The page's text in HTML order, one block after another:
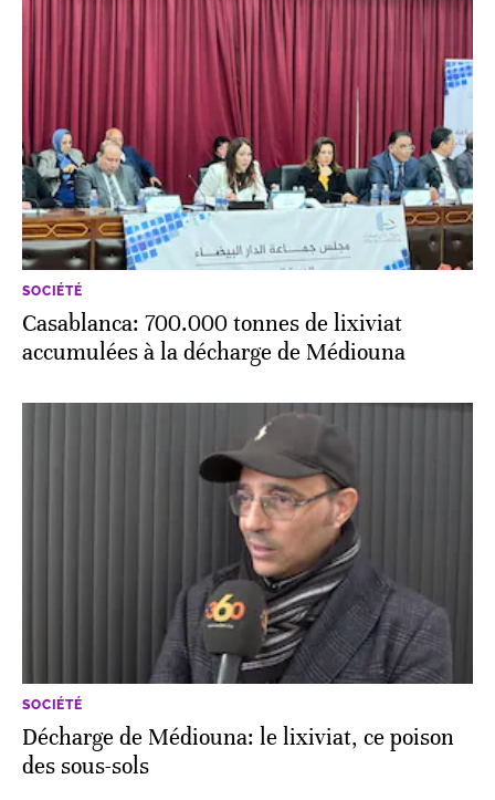
SOCIÉTÉ
Casablanca: 700.000 tonnes de lixiviat
accumulées à la décharge de Médiouna
SOCIÉTÉ
Décharge de Médiouna: le lixiviat, ce poison
des sous-sols